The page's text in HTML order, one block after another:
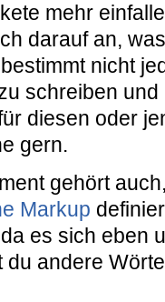
mehr
darauf an,
nicht
schreiben
diesen oder
gern.
gehört
Markup
es sich eben
du andere